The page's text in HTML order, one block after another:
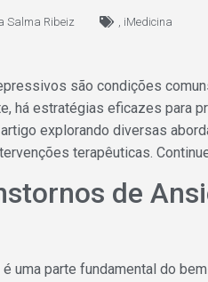
Salma Ribeiz iMedicina
são condições
há estratégias eficazes para
explorando diversas
terapêuticas.
de
é uma parte fundamental do